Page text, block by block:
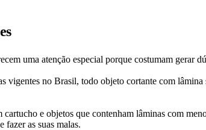
uma atenção especial porque costumam gerar
vigentes no Brasil, todo objeto cortante com
cartucho e objetos que contenham lâminas com
fazer as suas malas.